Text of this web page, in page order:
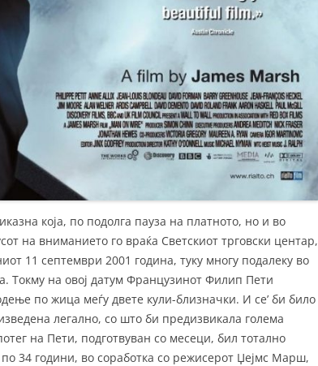
која, по подолга пауза на платното, но и во
на вниманието го враќа Светскиот трговски центар,
11 септември 2001 година, туку многу подалеку во
Токму на овој датум Французинот Филип Пети
по жица меѓу двете кули-близначки. И се’ би било
легално, со што би предизвикала голема
на Пети, подготвуван со месеци, бил тотално
34 години, во соработка со режисерот Џејмс Марш,